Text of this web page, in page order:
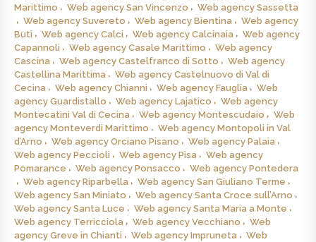
Marittimo
Web agency San Vincenzo
Web agency Sassetta
Web agency Suvereto
Web agency Bientina
Web agency
Buti
Web agency Calci Web agency Calcinaia
Web agency
Capannoli
Web agency Casale Marittimo
Web agency
Cascina
Web agency Castelfranco di Sotto
Web agency
Castellina Marittima
Web agency Castelnuovo di Val di
Cecina
Web agency Chianni Web agency Fauglia
Web
agency Guardistallo
Web agency Lajatico
Web agency
Montecatini Val di Cecina
Web agency Montescudaio
Web
agency Monteverdi Marittimo
Web agency Montopoli in Val
d’Arno
Web agency Orciano Pisano
Web agency Palaia
Web agency Peccioli
Web agency Pisa
Web agency
Pomarance
Web agency Ponsacco
Web agency Pontedera
Web agency Riparbella
Web agency San Giuliano Terme
Web agency San Miniato
Web agency Santa Croce sull’Arno
Web agency Santa Luce
Web agency Santa Maria a Monte
Web agency Terricciola
Web agency Vecchiano
Web
agency Greve in Chianti
Web agency Impruneta
Web